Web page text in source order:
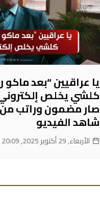
يا عراقيين “بعد
كلشي يخلص
صار مضمون وراتب
شاهد الفيديو
الأربعاء, 29 أكتوبر 2025, 20:09